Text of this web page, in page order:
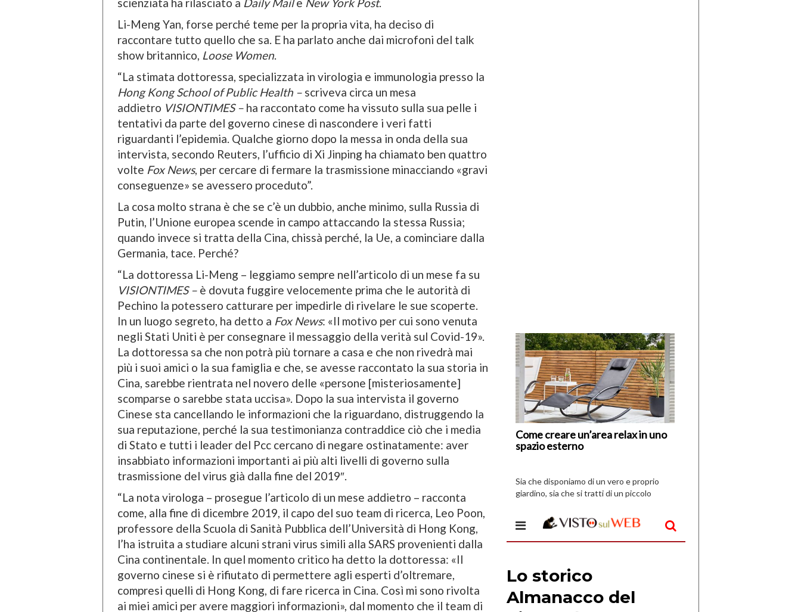
scienziata ha rilasciato a Daily Maile New York Post.
Li-Meng Yan, forse perché teme per la propria vita, ha deciso di
raccontare tutto quello che sa. E ha parlato anche dai microfoni del talk
show britannico, Loose Women.
“La stimata dottoressa, specializzata in virologia e immunologia presso la
Hong Kong School of Public Health – scriveva circa un mesa
addietro VISIONTIMES – ha raccontato come ha vissuto sulla sua pelle i
tentativi da parte del governo cinese di nascondere i veri fatti
riguardanti l’epidemia. Qualche giorno dopo la messa in onda della sua
intervista, secondo Reuters, l’ufficio di Xi Jinping ha chiamato ben quattro
volte Fox News, per cercare di fermare la trasmissione minacciando «gravi
conseguenze» se avessero proceduto”.
La cosa molto strana è che se c’è un dubbio, anche minimo, sulla Russia di
Putin, l’Unione europea scende in campo attaccando la stessa Russia;
quando invece si tratta della Cina, chissà perché, la Ue, a cominciare dalla
Germania, tace. Perché?
“La dottoressa Li-Meng – leggiamo sempre nell’articolo di un mese fa su
VISIONTIMES – è dovuta fuggire velocemente prima che le autorità di
Pechino la potessero catturare per impedirle di rivelare le sue scoperte.
In un luogo segreto, ha detto a Fox News: «Il motivo per cui sono venuta
negli Stati Uniti è per consegnare il messaggio della verità sul Covid-19».
La dottoressa sa che non potrà più tornare a casa e che non rivedrà mai
più i suoi amici o la sua famiglia e che, se avesse raccontato la sua storia in
Cina, sarebbe rientrata nel novero delle «persone [misteriosamente]
scomparse o sarebbe stata uccisa». Dopo la sua intervista il governo
Cinese sta cancellando le informazioni che la riguardano, distruggendo la
sua reputazione, perché la sua testimonianza contraddice ciò che i media
di Stato e tutti i leader del Pcc cercano di negare ostinatamente: aver
insabbiato informazioni importanti ai più alti livelli di governo sulla
trasmissione del virus già dalla fine del 2019″.
“La nota virologa – prosegue l’articolo di un mese addietro – racconta
come, alla fine di dicembre 2019, il capo del suo team di ricerca, Leo Poon,
professore della Scuola di Sanità Pubblica dell’Università di Hong Kong,
l’ha istruita a studiare alcuni strani virus simili alla SARS provenienti dalla
Cina continentale. In quel momento critico ha detto la dottoressa: «Il
governo cinese si è rifiutato di permettere agli esperti d’oltremare,
compresi quelli di Hong Kong, di fare ricerca in Cina. Così mi sono rivolta
ai miei amici per avere maggiori informazioni», dal momento che il team di
Come creare un’area relax in uno
spazio esterno
di
I
Vespri
Sia che disponiamo di un vero e proprio
giardino, sia che si tratti di un piccolo